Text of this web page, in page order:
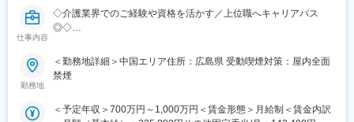
告、改善提案
その他、業務改善提案・衛生管理指導・新規立ち上げに伴うサポ
なサポート業務をお任せします。
・アフターフォローを行い、お客さまと信頼関係を深めて契約継
続していただくことがミッションとなります。
仕事内容
◇介護業界でのご経験や資格を活かす／上位職へキャリアパス
◎◇
介護・医療・障がい福祉事業を展開する当社にて、エリアマネー
ジャーとして5か所程度の複数事業所の統括マネジメントをお任せ
■職務内容：
勤務地
＜勤務地詳細＞中国エリア住所：広島県 受動喫煙対策：屋内全面
禁煙
＜予定年収＞700万円～1,000万円＜賃金形態＞月給制＜賃金内訳